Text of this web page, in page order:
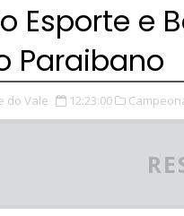
Esporte e
Paraibano
do Vale 12:23:00